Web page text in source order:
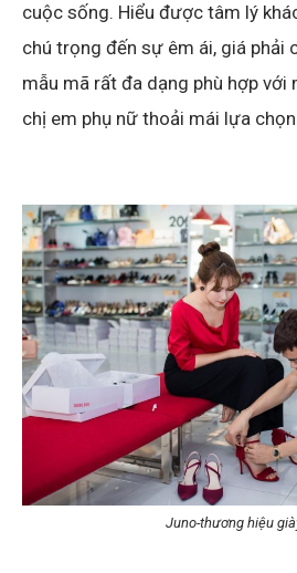
cuộc sống. Hiểu được tâm lý
chú trọng đến sự êm ái, giá phải
mẫu mã rất đa dạng phù hợp với
chị em phụ nữ thoải mái lựa
Juno-thương hiệu